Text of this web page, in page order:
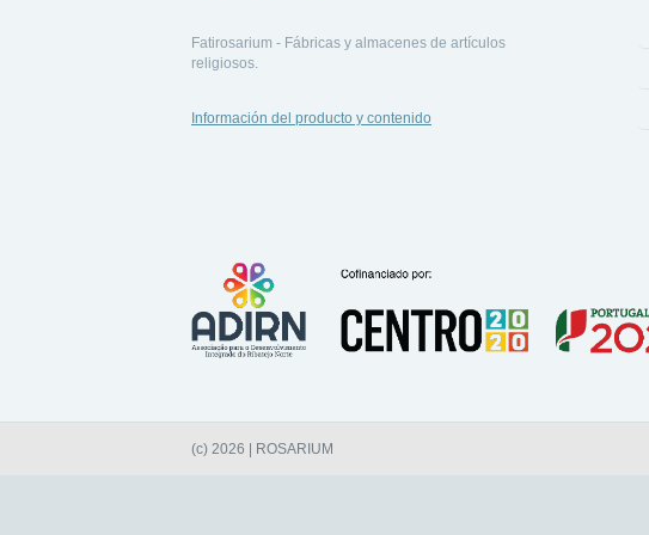
Fatirosarium - Fábricas y almacenes de artículos
religiosos.
Información del producto y contenido
(c) 2026 | ROSARIUM